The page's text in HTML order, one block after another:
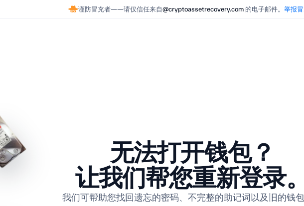
谨防冒充者——请仅信任来自@cryptoassetrecovery.com 的电子邮件。 举报
无法打开钱包？
让我们帮您重新登录
我们可帮助您找回遗忘的密码、不完整的助记词以及旧的钱